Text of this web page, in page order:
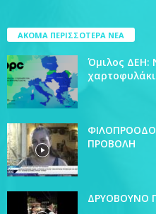
ΑΚΟΜΑ ΠΕΡΙΣΣΟΤΕΡΑ ΝΕΑ
Όμιλος ΔΕΗ:
ΠΡΟΒΟΛΗ
ΔΡΥΟΒΟΥΝΟ